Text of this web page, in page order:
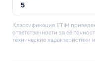
5
Классификация ETIM
ответственности за её
технические